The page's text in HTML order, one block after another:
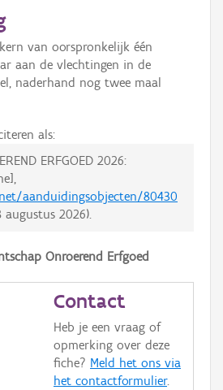
van oorspronkelijk één
aan de vlechtingen in de
naderhand nog twee maal
als:
ERFGOED 2026:
aanduidingsobjecten/80430
augustus 2026).
Onroerend Erfgoed
Contact
Heb je een vraag of
opmerking over deze
fiche? Meld het ons via
het contactformulier.